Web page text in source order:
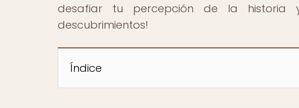
desafiar tu percepción de la historia
descubrimientos!
Índice